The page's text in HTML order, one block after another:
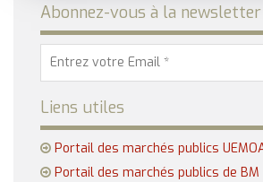
Abonnez-vous à la newsletter
Liens utiles
Portail des marchés publics
Portail des marchés publics de BM